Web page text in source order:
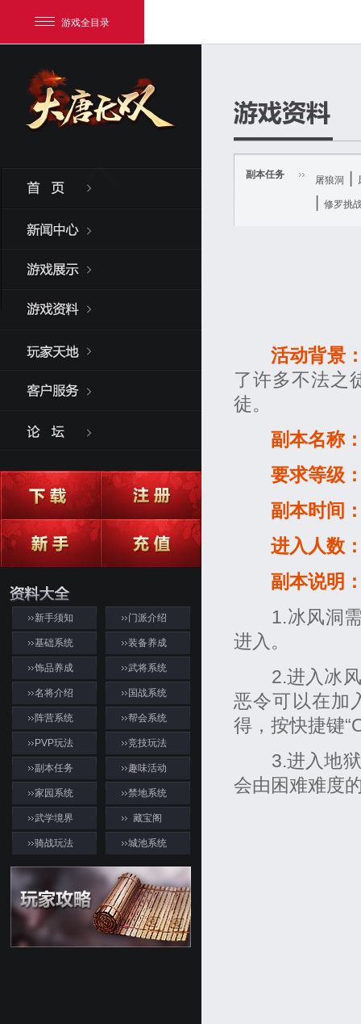
游戏全目录
新手须知 门派介绍
基础系统 装备养成
饰品养成 武将系统
名将介绍 国战系统
阵营系统 帮会系统
PVP玩法 竞技玩法
副本任务 趣味活动
家园系统 禁地系统
武学境界 藏宝阁
骑战玩法 城池系统
副本任务 屠狼洞
修罗挑
活动背景
了许多不法之
徒。
副本名称
要求等级
副本时间
进入人数
副本说明
1.冰风洞需
进入。
2.进入冰风
恶令可以在加
得，按快捷键
3.进入地狱
会由困难难度